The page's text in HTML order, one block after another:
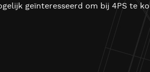
geïnteresseerd om bij 4PS te